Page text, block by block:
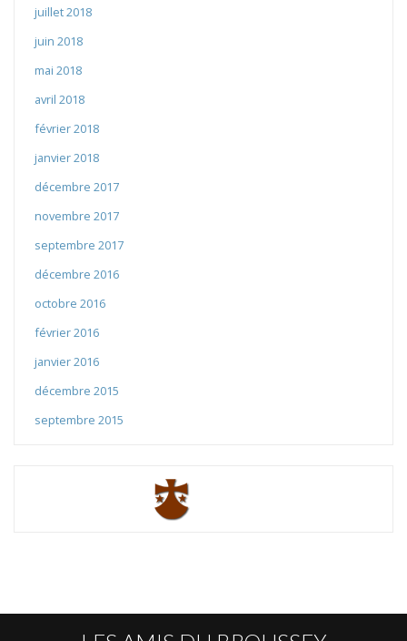
juillet 2018
juin 2018
mai 2018
avril 2018
février 2018
janvier 2018
décembre 2017
novembre 2017
septembre 2017
décembre 2016
octobre 2016
février 2016
janvier 2016
décembre 2015
septembre 2015